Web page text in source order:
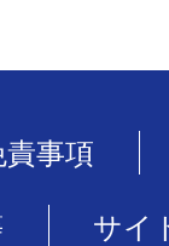
責事項
サイ